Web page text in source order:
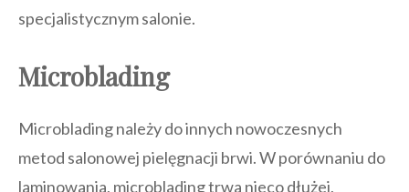
specjalistycznym salonie.
Microblading
Microblading należy do innych nowoczesnych
metod salonowej pielęgnacji brwi. W porównaniu do
laminowania, microblading trwa nieco dłużej,